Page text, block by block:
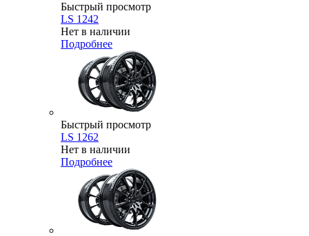
Быстрый просмотр
LS 1242
Нет в наличии
Подробнее
Быстрый просмотр
LS 1262
Нет в наличии
Подробнее